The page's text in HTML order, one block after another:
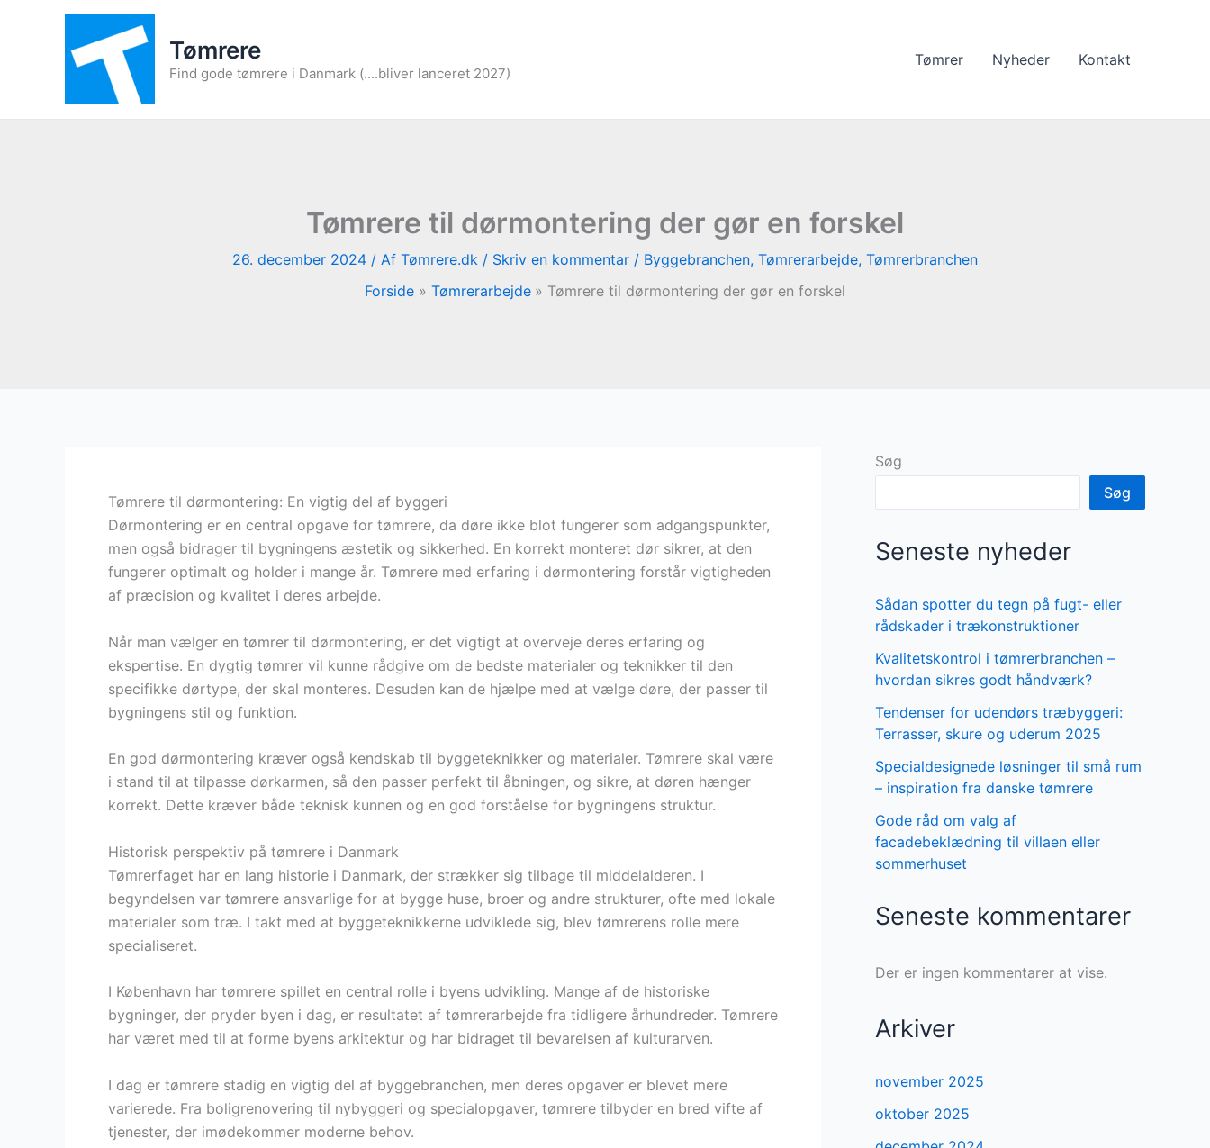
Tømrere
Find gode tømrere i Danmark (....bliver lanceret 2027)
Tømrer Nyheder Kontakt
Tømrere til dørmontering der gør en forskel
26. december 2024 / Af Tømrere.dk / Skriv en kommentar / Byggebranchen, Tømrerarbejde, Tømrerbranchen
Forside
Tømrerarbejde Tømrere til dørmontering der gør en forskel
Tømrere til dørmontering: En vigtig del af byggeri
Dørmontering er en central opgave for tømrere, da døre ikke blot fungerer som adgangspunkter,
men også bidrager til bygningens æstetik og sikkerhed. En korrekt monteret dør sikrer, at den
fungerer optimalt og holder i mange år. Tømrere med erfaring i dørmontering forstår vigtigheden
af præcision og kvalitet i deres arbejde.
Når man vælger en tømrer til dørmontering, er det vigtigt at overveje deres erfaring og
ekspertise. En dygtig tømrer vil kunne rådgive om de bedste materialer og teknikker til den
specifikke dørtype, der skal monteres. Desuden kan de hjælpe med at vælge døre, der passer til
bygningens stil og funktion.
En god dørmontering kræver også kendskab til byggeteknikker og materialer. Tømrere skal være
i stand til at tilpasse dørkarmen, så den passer perfekt til åbningen, og sikre, at døren hænger
korrekt. Dette kræver både teknisk kunnen og en god forståelse for bygningens struktur.
Historisk perspektiv på tømrere i Danmark
Tømrerfaget har en lang historie i Danmark, der strækker sig tilbage til middelalderen. I
begyndelsen var tømrere ansvarlige for at bygge huse, broer og andre strukturer, ofte med lokale
materialer som træ. I takt med at byggeteknikkerne udviklede sig, blev tømrerens rolle mere
specialiseret.
I København har tømrere spillet en central rolle i byens udvikling. Mange af de historiske
bygninger, der pryder byen i dag, er resultatet af tømrerarbejde fra tidligere århundreder. Tømrere
har været med til at forme byens arkitektur og har bidraget til bevarelsen af kulturarven.
I dag er tømrere stadig en vigtig del af byggebranchen, men deres opgaver er blevet mere
varierede. Fra boligrenovering til nybyggeri og specialopgaver, tømrere tilbyder en bred vifte af
tjenester, der imødekommer moderne behov.
Søg
Søg
Seneste nyheder
Sådan spotter du tegn på fugt- eller
rådskader i trækonstruktioner
Kvalitetskontrol i tømrerbranchen –
hvordan sikres godt håndværk?
Tendenser for udendørs træbyggeri:
Terrasser, skure og uderum 2025
Specialdesignede løsninger til små rum
– inspiration fra danske tømrere
Gode råd om valg af
facadebeklædning til villaen eller
sommerhuset
Seneste kommentarer
Der er ingen kommentarer at vise.
Arkiver
november 2025
oktober 2025